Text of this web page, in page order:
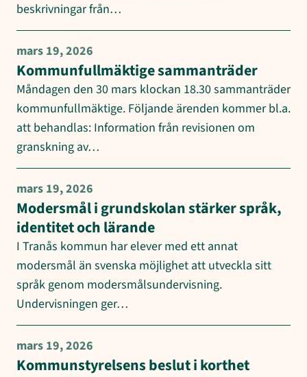
beskrivningar från…
mars 19, 2026
Kommunfullmäktige sammanträder
Måndagen den 30 mars klockan 18.30 sammanträder
kommunfullmäktige. Följande ärenden kommer bl.a.
att behandlas: Information från revisionen om
granskning av…
mars 19, 2026
Modersmål i grundskolan stärker språk,
identitet och lärande
I Tranås kommun har elever med ett annat
modersmål än svenska möjlighet att utveckla sitt
språk genom modersmålsundervisning.
Undervisningen ger…
mars 19, 2026
Kommunstyrelsens beslut i korthet